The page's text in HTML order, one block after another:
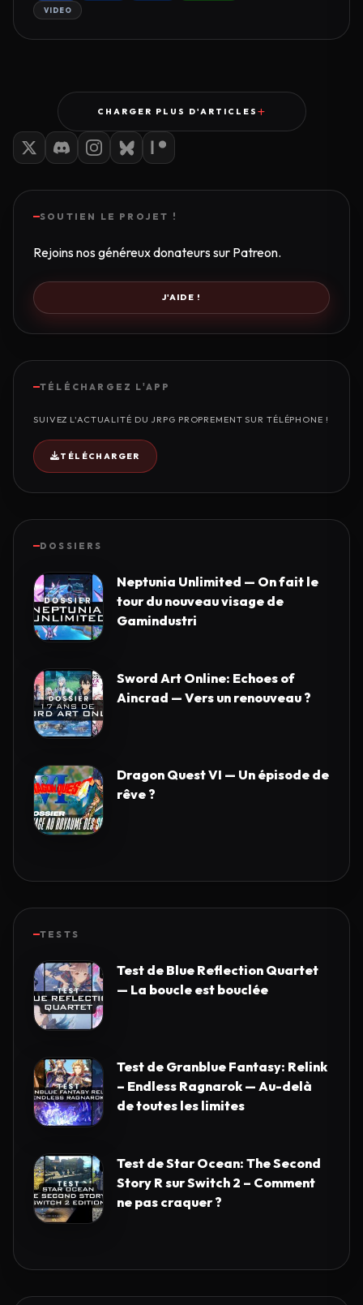
VIDEO
CHARGER PLUS D'ARTICLES
SOUTIEN LE PROJET !
Rejoins nos généreux donateurs sur Patreon.
J'AIDE !
TÉLÉCHARGEZ L'APP
SUIVEZ L'ACTUALITÉ DU JRPG PROPREMENT SUR TÉLÉPHONE !
TÉLÉCHARGER
DOSSIERS
Neptunia Unlimited — On fait le
tour du nouveau visage de
Gamindustri
Sword Art Online: Echoes of
Aincrad — Vers un renouveau ?
Dragon Quest VI — Un épisode de
rêve ?
TESTS
Test de Blue Reflection Quartet
— La boucle est bouclée
Test de Granblue Fantasy: Relink
– Endless Ragnarok — Au-delà
de toutes les limites
Test de Star Ocean: The Second
Story R sur Switch 2 – Comment
ne pas craquer ?